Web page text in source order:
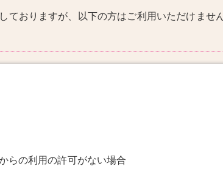
ておりますが、以下の方はご利用いただけませ
らの利用の許可がない場合